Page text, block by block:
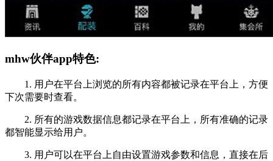
mhw伙伴app特色:
1. 用户在平台上浏览的所有内容都被记录在平台上，方便
下次需要时查看。
2. 所有的游戏数据信息都记录在平台上，所有准确的记录
都智能显示给用户。
3. 用户可以在平台上自由设置游戏参数和信息，直接在后